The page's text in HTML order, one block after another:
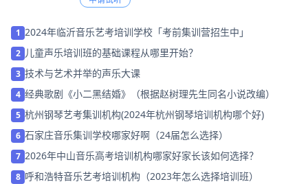
1 2024年临沂音乐艺考培训学校「考前集训营招生中」
2 儿童声乐培训班的基础课程从哪里开始？
3 技术与艺术并举的声乐大课
4 经典歌剧《小二黑结婚》（根据赵树理先生同名小说改编）
5 杭州钢琴艺考集训机构(2024年杭州钢琴培训机构哪个好)
6 石家庄音乐集训学校哪家好啊（24届怎么选择）
7 2026年中山音乐高考培训机构哪家好家长该如何选择？
8 呼和浩特音乐艺考培训机构（2023年怎么选择培训班）